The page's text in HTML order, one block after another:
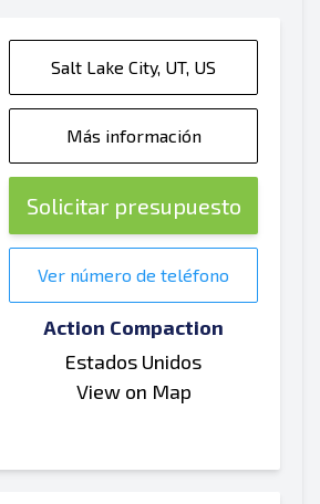
Salt Lake City, UT, US
Más información
Solicitar presupuesto
Ver número de teléfono
Action Compaction
Estados Unidos
View on Map